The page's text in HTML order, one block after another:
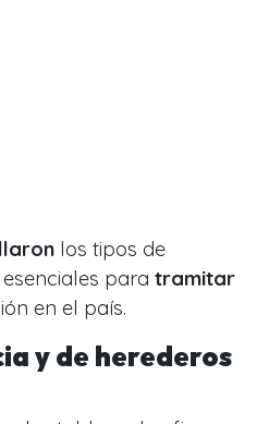
los tipos de
para tramitar
en el país.
y de herederos